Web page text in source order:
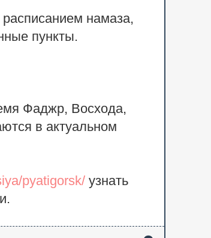
намаза,
пункты.
Фаджр, Восхода,
в актуальном
pyatigorsk/узнать